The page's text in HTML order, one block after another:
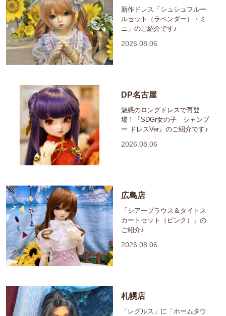
新作ドレス「シュシュフルー
ルセット（ラベンダー）・ミ
ニ」のご紹介です♪
2026.08.06
DP名古屋
魅惑のロングドレスで再登
場！『SDGr女の子 シャンプ
ー ドレスVer』のご紹介です♪
2026.08.06
広島店
「シアーブラウス＆タイトス
カートセット（ピンク）」の
ご紹介♪
2026.08.06
札幌店
「レグルス」に「ホームタウ